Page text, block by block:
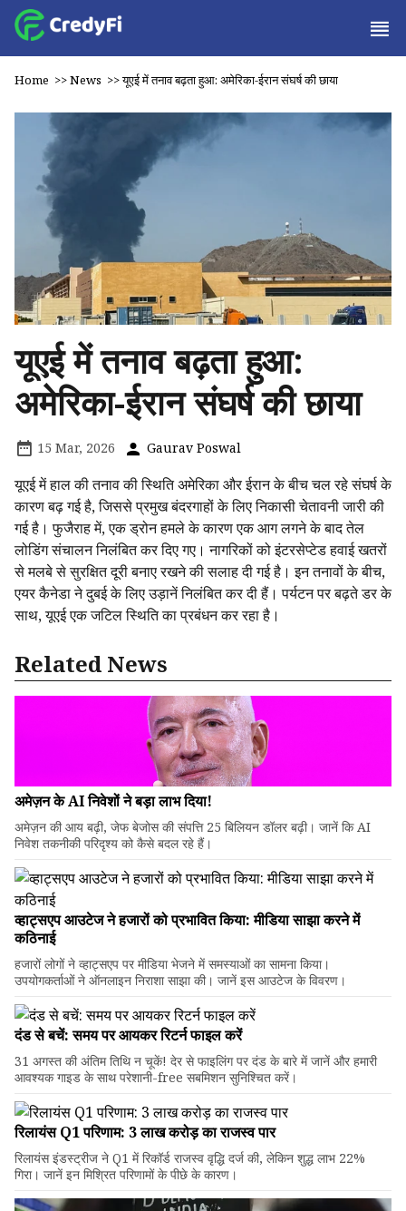
Home >>News >>यूएई में तनाव बढ़ता हुआ: अमेरिका-ईरान संघर्ष की छाया
यूएई में तनाव बढ़ता हुआ:
अमेरिका-ईरान संघर्ष की छाया
15 Mar, 2026 Gaurav Poswal
यूएई में हाल की तनाव की स्थिति अमेरिका और ईरान के बीच चल रहे संघर्ष के
कारण बढ़ गई है, जिससे प्रमुख बंदरगाहों के लिए निकासी चेतावनी जारी की
गई है। फुजैराह में, एक ड्रोन हमले के कारण एक आग लगने के बाद तेल
लोडिंग संचालन निलंबित कर दिए गए। नागरिकों को इंटरसेप्टेड हवाई खतरों
से मलबे से सुरक्षित दूरी बनाए रखने की सलाह दी गई है। इन तनावों के बीच,
एयर कैनेडा ने दुबई के लिए उड़ानें निलंबित कर दी हैं। पर्यटन पर बढ़ते डर के
साथ, यूएई एक जटिल स्थिति का प्रबंधन कर रहा है।
Related News
अमेज़न के AI निवेशों ने बड़ा लाभ दिया!
अमेज़न की आय बढ़ी, जेफ बेजोस की संपत्ति 25 बिलियन डॉलर बढ़ी। जानें कि AI
निवेश तकनीकी परिदृश्य को कैसे बदल रहे हैं।
व्हाट्सएप आउटेज ने हजारों को प्रभावित किया: मीडिया साझा करने में
कठिनाई
हजारों लोगों ने व्हाट्सएप पर मीडिया भेजने में समस्याओं का सामना किया।
उपयोगकर्ताओं ने ऑनलाइन निराशा साझा की। जानें इस आउटेज के विवरण।
दंड से बचें: समय पर आयकर रिटर्न फाइल करें
31 अगस्त की अंतिम तिथि न चूकें! देर से फाइलिंग पर दंड के बारे में जानें और हमारी
आवश्यक गाइड के साथ परेशानी-free सबमिशन सुनिश्चित करें।
रिलायंस Q1 परिणाम: ₹3 लाख करोड़ का राजस्व पार
रिलायंस इंडस्ट्रीज ने Q1 में रिकॉर्ड राजस्व वृद्धि दर्ज की, लेकिन शुद्ध लाभ 22%
गिरा। जानें इन मिश्रित परिणामों के पीछे के कारण।